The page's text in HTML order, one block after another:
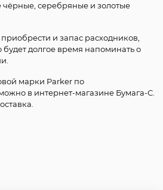
серебряные и золотые
и запас расходников,
будет долгое время напоминать о
марки Parker по
в интернет-магазине Бумага-С.